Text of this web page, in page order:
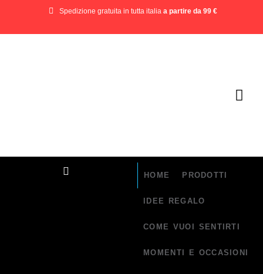
Spedizione gratuita in tutta italia a partire da 99 €
HOME PRODOTTI
IDEE REGALO
COME VUOI SENTIRTI
MOMENTI E OCCASIONI